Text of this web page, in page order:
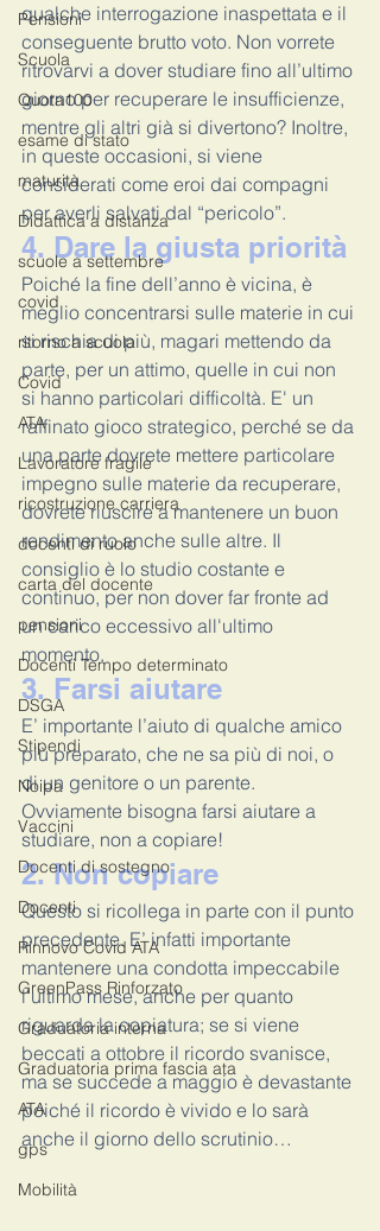
Pensioni
Scuola
Quota100
esame di stato
maturità
Didattica a distanza
scuole a settembre
covid
ritorno a scuola
Covid
ATA
Lavoratore fragile
ricostruzione carriera
docenti di ruolo
carta del docente
pensioni
Docenti Tempo determinato
DSGA
Stipendi
Noipa
Vaccini
Docenti di sostegno
Docenti
Rinnovo Covid ATA
GreenPass Rinforzato
Graduatoria interna
Graduatoria prima fascia ata
ATA
gps
Mobilità
qualche interrogazione inaspettata e il
conseguente brutto voto. Non vorrete
ritrovarvi a dover studiare fino all’ultimo
giorno per recuperare le insufficienze,
mentre gli altri già si divertono? Inoltre,
in queste occasioni, si viene
considerati come eroi dai compagni
per averli salvati dal “pericolo”.
4. Dare la giusta priorità
Poiché la fine dell’anno è vicina, è
meglio concentrarsi sulle materie in cui
si rischia di più, magari mettendo da
parte, per un attimo, quelle in cui non
si hanno particolari difficoltà. E' un
raffinato gioco strategico, perché se da
una parte dovrete mettere particolare
impegno sulle materie da recuperare,
dovrete riuscire a mantenere un buon
rendimento anche sulle altre. Il
consiglio è lo studio costante e
continuo, per non dover far fronte ad
un carico eccessivo all'ultimo
momento.
3. Farsi aiutare
E’ importante l’aiuto di qualche amico
più preparato, che ne sa più di noi, o
di un genitore o un parente.
Ovviamente bisogna farsi aiutare a
studiare, non a copiare!
2. Non copiare
Questo si ricollega in parte con il punto
precedente. E’ infatti importante
mantenere una condotta impeccabile
l'ultimo mese, anche per quanto
riguarda la copiatura; se si viene
beccati a ottobre il ricordo svanisce,
ma se succede a maggio è devastante
poiché il ricordo è vivido e lo sarà
anche il giorno dello scrutinio…